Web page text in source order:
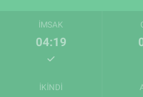
İMSAK
04:19
İKINDI